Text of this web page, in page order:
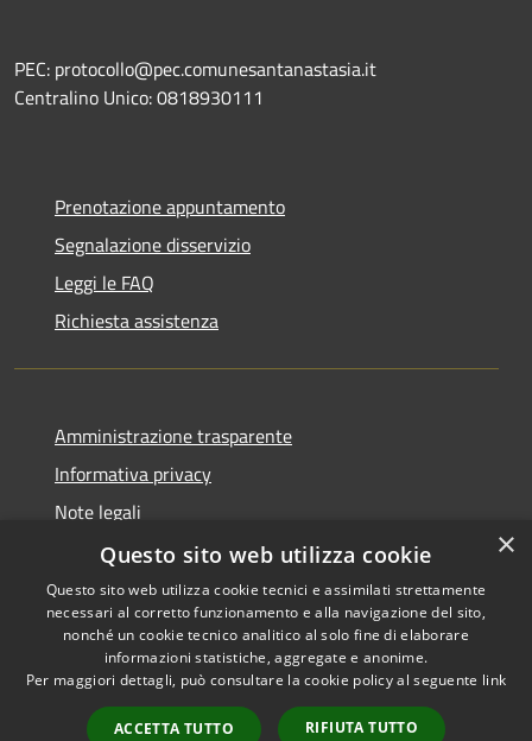
PEC: protocollo@pec.comunesantanastasia.it
Centralino Unico: 0818930111
Prenotazione appuntamento
Segnalazione disservizio
Leggi le FAQ
Richiesta assistenza
Amministrazione trasparente
Informativa privacy
Note legali
Dichiarazione di accessibilità
RSS
Copyright © 2026 • Comune di
Municipium• Accesso
×
Questo sito web utilizza cookie
Questo sito web utilizza cookie tecnici e assimilati strettamente
necessari al corretto funzionamento e alla navigazione del sito,
nonché un cookie tecnico analitico al solo fine di elaborare
informazioni statistiche, aggregate e anonime.
Per maggiori dettagli, può consultare la cookie policy al seguente link
ACCETTA TUTTO RIFIUTA TUTTO